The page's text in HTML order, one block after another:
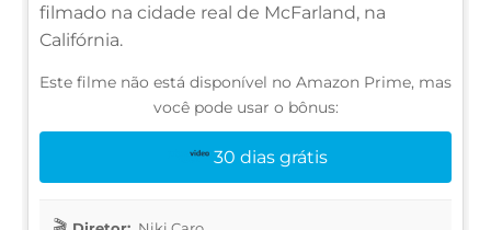
filmado na cidade real de McFarland, na
Califórnia.
Este filme não está disponível no Amazon Prime, mas
você pode usar o bônus:
30 dias grátis